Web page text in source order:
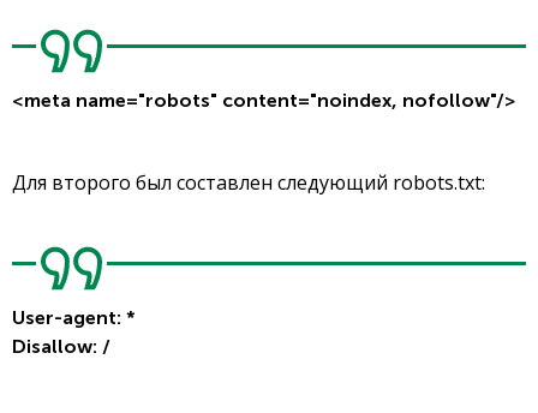
<meta name="robots" content="noindex, nofollow"/>
Для второго был составлен следующий robots.txt:
User-agent: *
Disallow: /